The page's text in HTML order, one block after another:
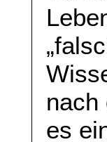
nach
es